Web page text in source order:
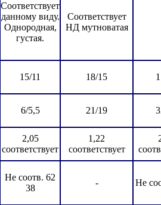
Соответствует
данному виду.
Однородная,
густая.
Соответствует
НД мутноватая
15/11 18/15
6/5,5 21/19
2,05
соответствует
1,22
соответствует
Не соотв. 62
38
- Не